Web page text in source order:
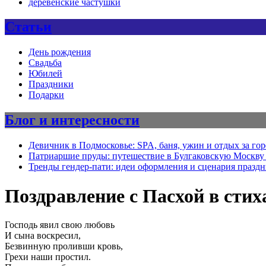
Статьи
День рождения
Свадьба
Юбилей
Праздники
Подарки
Блог и интересности
Девичник в Подмосковье: SPA, баня, ужин и отдых за
Патриаршие пруды: путешествие в Булгаковскую Москву
Тренды гендер-пати: идеи оформления и сценария
Поздравление с Пасхой в
Господь явил свою любовь
И сына воскресил,
Безвинную проливши кровь,
Грехи наши простил.